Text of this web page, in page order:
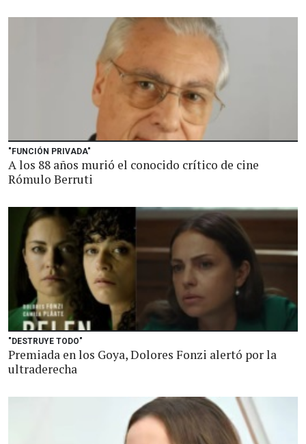
"FUNCIÓN PRIVADA"
A los 88 años murió el conocido crítico de cine
Rómulo Berruti
"DESTRUYE TODO"
Premiada en los Goya, Dolores Fonzi alertó por la
ultraderecha